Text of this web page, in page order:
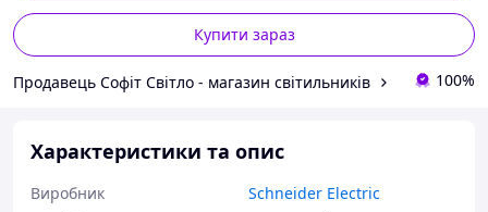
Купити зараз
Продавець Софіт Світло - магазин світильників 100%
Характеристики та опис
Виробник
Schneider Electric